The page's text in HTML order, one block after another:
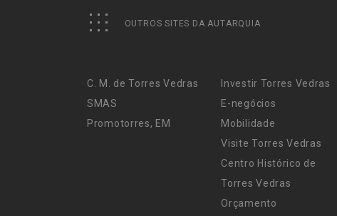
OUTROS SITES DA AUTARQUIA
C. M. de Torres Vedras
SMAS
Promotorres, EM
Investir Torres Vedras
E-negócios
Mobilidade
Visite Torres Vedras
Centro Histórico de
Torres Vedras
Orçamento